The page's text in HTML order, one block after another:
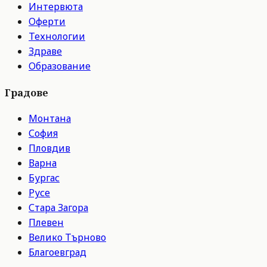
Интервюта
Оферти
Технологии
Здраве
Образование
Градове
Монтана
София
Пловдив
Варна
Бургас
Русе
Стара Загора
Плевен
Велико Търново
Благоевград